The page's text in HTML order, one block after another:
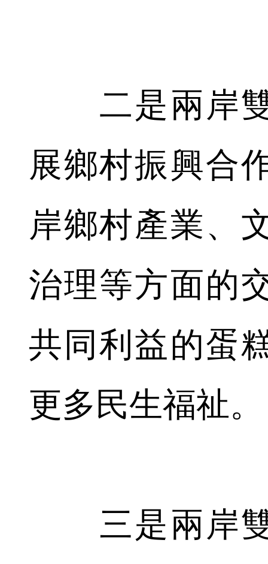
二是兩岸雙
展鄉村振興合
岸鄉村產業、
治理等方面的
共同利益的蛋
更多民生福祉。
三是兩岸雙